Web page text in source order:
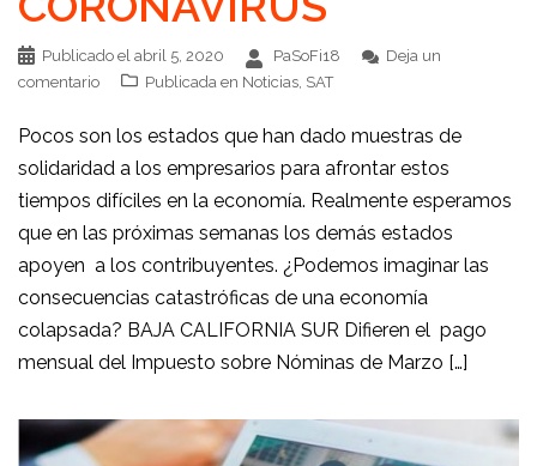
Publicado el abril 5, 2020 PaSoFi18
Deja un
comentario
Publicada en Noticias, SAT
Pocos son los estados que han dado muestras de
solidaridad a los empresarios para afrontar estos
tiempos difíciles en la economía. Realmente esperamos
que en las próximas semanas los demás estados
apoyen a los contribuyentes. ¿Podemos imaginar las
consecuencias catastróficas de una economía
colapsada? BAJA CALIFORNIA SUR Difieren el pago
mensual del Impuesto sobre Nóminas de Marzo […]